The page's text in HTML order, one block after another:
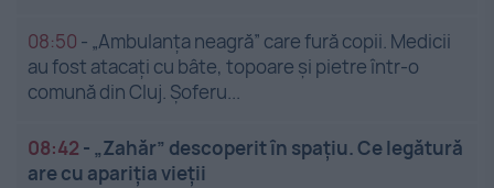
08:50 - „Ambulanța neagră” care fură copii. Medicii
au fost atacați cu bâte, topoare și pietre într-o
comună din Cluj. Șoferu...
08:42 - „Zahăr” descoperit în spațiu. Ce legătură
are cu apariția vieții